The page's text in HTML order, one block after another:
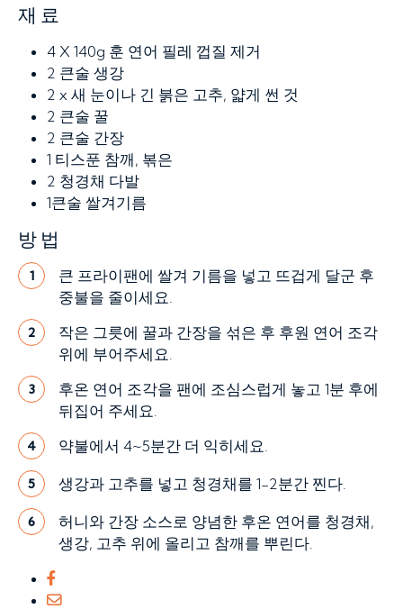
재료
4 X 140g 훈 연어 필레 껍질 제거
2 큰술 생강
2 x 새 눈이나 긴 붉은 고추, 얇게 썬 것
2 큰술 꿀
2 큰술 간장
1 티스푼 참깨, 볶은
2 청경채 다발
1큰술 쌀겨기름
방법
1
큰 프라이팬에 쌀겨 기름을 넣고 뜨겁게 달군 후
중불을 줄이세요.
2
작은 그릇에 꿀과 간장을 섞은 후 후원 연어 조각
위에 부어주세요.
3
후온 연어 조각을 팬에 조심스럽게 놓고 1분 후에
뒤집어 주세요.
4 약불에서 4~5분간 더 익히세요.
5 생강과 고추를 넣고 청경채를 1-2분간 찐다.
6
허니와 간장 소스로 양념한 후온 연어를 청경채,
생강, 고추 위에 올리고 참깨를 뿌린다.